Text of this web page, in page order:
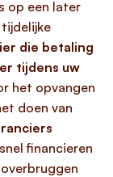
op een later
die betaling
tijdens uw
het opvangen
doen van
financieren